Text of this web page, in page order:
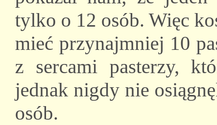
tylko o 12 osób. Więc
mieć przynajmniej 10
z sercami pasterzy,
jednak nigdy nie
osób.